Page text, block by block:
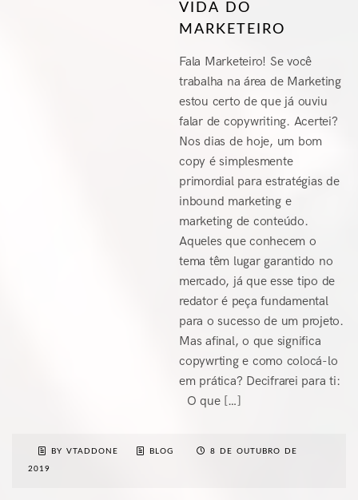
VIDA DO
MARKETEIRO
Fala Marketeiro! Se você
trabalha na área de Marketing
estou certo de que já ouviu
falar de copywriting. Acertei?
Nos dias de hoje, um bom
copy é simplesmente
primordial para estratégias de
inbound marketing e
marketing de conteúdo.
Aqueles que conhecem o
tema têm lugar garantido no
mercado, já que esse tipo de
redator é peça fundamental
para o sucesso de um projeto.
Mas afinal, o que significa
copywrting e como colocá-lo
em prática? Decifrarei para ti:
O que […]
BY VTADDONE BLOG 8 DE OUTUBRO DE
2019